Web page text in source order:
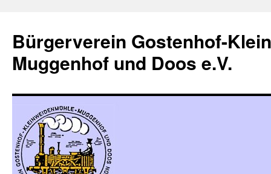
springen
Bürgerverein Gostenhof-
Muggenhof und Doos e.V.